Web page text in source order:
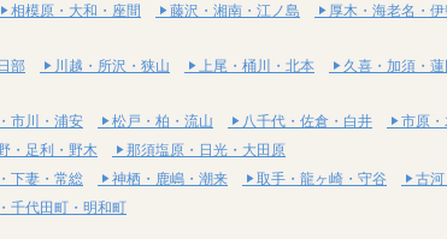
相模原・大和・座間 藤沢・湘南・江ノ島 厚木・海老名・
部 川越・所沢・狭山 上尾・桶川・北本 久喜・加須・蓮
市川・浦安 松戸・柏・流山 八千代・佐倉・白井 市原
・足利・野木
那須塩原・日光・大田原
下妻・常総 神栖・鹿嶋・潮来 取手・龍ヶ崎・守谷 古河
千代田町・明和町